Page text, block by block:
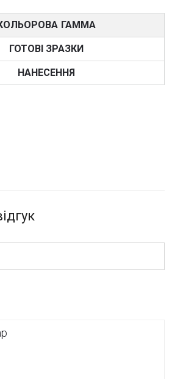
ГАММА
ГОТОВІ ЗРАЗКИ
НАНЕСЕННЯ